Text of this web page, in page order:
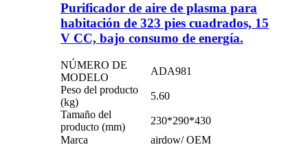
Purificador de aire de plasma para
habitación de 323 pies cuadrados, 15
V CC, bajo consumo de energía.
NÚMERO DE
MODELO
ADA981
Peso del producto
(kg)
5.60
Tamaño del
producto (mm)
230*290*430
Marca
airdow/ OEM